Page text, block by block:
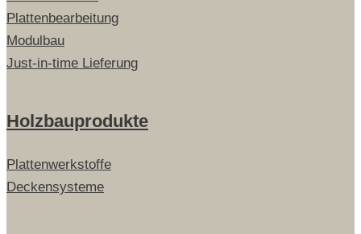
Plattenbearbeitung
Modulbau
Just-in-time Lieferung
Holzbauprodukte
Plattenwerkstoffe
Deckensysteme